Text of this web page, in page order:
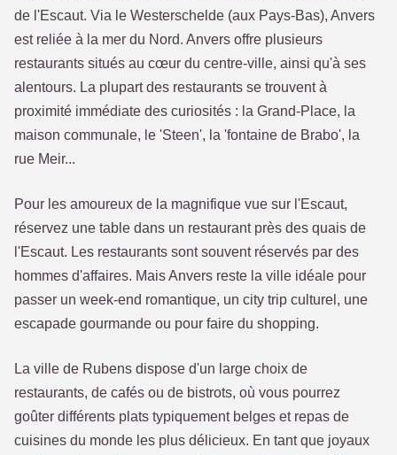
de l'Escaut. Via le Westerschelde (aux Pays-Bas), Anvers
est reliée à la mer du Nord. Anvers offre plusieurs
restaurants situés au cœur du centre-ville, ainsi qu'à ses
alentours. La plupart des restaurants se trouvent à
proximité immédiate des curiosités : la Grand-Place, la
maison communale, le 'Steen', la 'fontaine de Brabo', la
rue Meir...
Pour les amoureux de la magnifique vue sur l'Escaut,
réservez une table dans un restaurant près des quais de
l'Escaut. Les restaurants sont souvent réservés par des
hommes d'affaires. Mais Anvers reste la ville idéale pour
passer un week-end romantique, un city trip culturel, une
escapade gourmande ou pour faire du shopping.
La ville de Rubens dispose d'un large choix de
restaurants, de cafés ou de bistrots, où vous pourrez
goûter différents plats typiquement belges et repas de
cuisines du monde les plus délicieux. En tant que joyaux